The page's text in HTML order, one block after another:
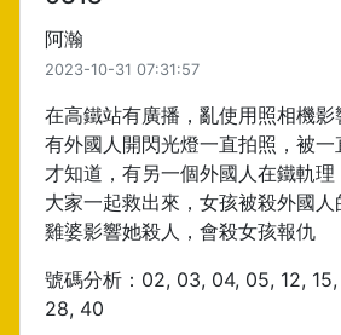
阿瀚
2023-10-31 07:31:57
在高鐵站有廣播，亂使用照相機
有外國人開閃光燈一直拍照，被
才知道，有另一個外國人在鐵軌理
大家一起救出來，女孩被殺外國
雞婆影響她殺人，會殺女孩報仇
號碼分析：02, 03, 04, 05, 12, 15,
28, 40